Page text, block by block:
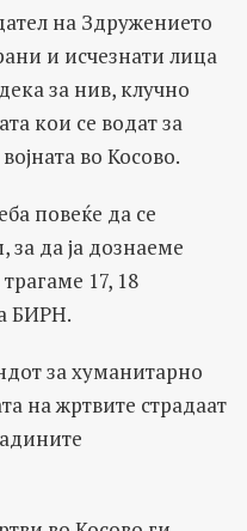
на Здружението
и исчезнати лица
за нив, клучно
кои се водат за
во Косово.
повеќе да се
за да ја дознаеме
17, 18
БИРН.
за хуманитарно
на жртвите страдаат